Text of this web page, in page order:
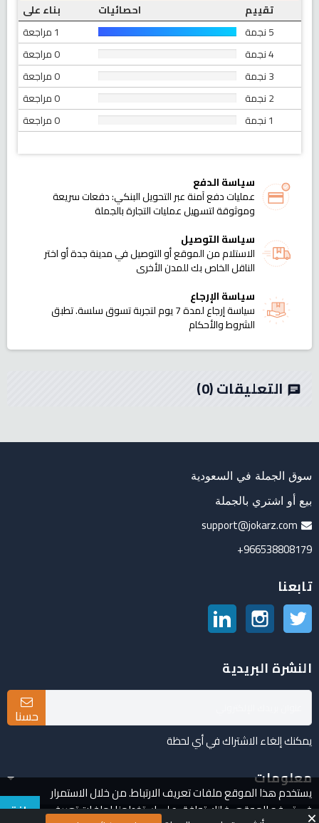
تقييم
احصائيات
بناء على
5 نجمة
1 مراجعة
4 نجمة
0 مراجعة
3 نجمة
0 مراجعة
2 نجمة
0 مراجعة
1 نجمة
0 مراجعة
سياسة الدفع
عمليات دفع آمنة عبر التحويل البنكي: دفعات سريعة
وموثوقة لتسهيل عمليات التجارة بالجملة
سياسة التوصيل
الاستلام من الموقع أو التوصيل في مدينة جدة أو اختر
الناقل الخاص بك للمدن الأخرى
سياسة الإرجاع
سياسة إرجاع لمدة 7 يوم لتجربة تسوق سلسة. تطبق
الشروط والأحكام
chat التعليقات(0)
سوق الجملة في السعودية
بيع أو اشتري بالجملة
support@jokarz.com
966538808179+
تابعنا
تويتر انستغرام
النشرة البريدية
حسنا
يمكنك إلغاء الاشتراك في أي لحظة
معلومات
يستخدم هذا الموقع ملفات تعريف الارتباط. من خلال الاستمرار
في تصفح الموقع ، فإنك توافق على استخدامنا لملفات تعريف
وافق